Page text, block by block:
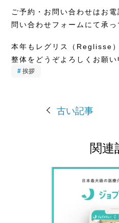
ご予約・お問い合わせはお
問い合わせフォームにて承っ
本年もレグリス（Reglisse
整体をどうぞよろしくお願い
挨拶
古い記事
関連